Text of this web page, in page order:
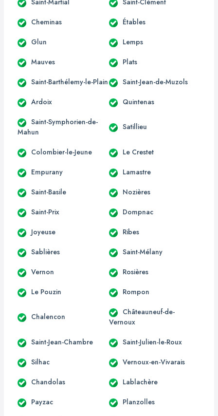
Cheminas Étables
Glun Lemps
Mauves Plats
Saint-Barthélemy-le-Plain Saint-Jean-de-Muzols
Ardoix Quintenas
Saint-Symphorien-de-
Mahun
Satillieu
Colombier-le-Jeune Le Crestet
Empurany Lamastre
Saint-Basile Nozières
Saint-Prix Dompnac
Joyeuse Ribes
Sablières Saint-Mélany
Vernon Rosières
Le Pouzin Rompon
Chalencon
Châteauneuf-de-
Vernoux
Saint-Jean-Chambre Saint-Julien-le-Roux
Silhac Vernoux-en-Vivarais
Chandolas Lablachère
Payzac Planzolles